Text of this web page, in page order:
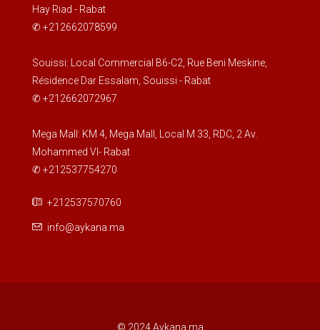
Hay Riad - Rabat
✆ +212662078599
Souissi: Local Commercial B6-C2, Rue Beni Meskine,
Résidence Dar Essalam, Souissi - Rabat
✆ +212662072967
Mega Mall: KM 4, Mega Mall, Local M 33, RDC, 2 Av.
Mohammed VI- Rabat
✆ +212537754270
+212537570760
info@aykana.ma
© 2024 Aykana.ma